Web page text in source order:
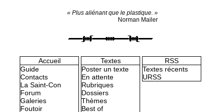
« Plus aliénant que le plastique. »
Norman Mailer
Accueil
Guide
Contacts
La Saint-Con
Forum
Galeries
Foutoir
Textes
Poster un texte
En attente
Rubriques
Dossiers
Thèmes
Best of
RSS
Textes récents
URSS